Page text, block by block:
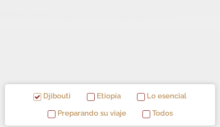
Djibouti Etiopía
Lo esencial
Preparando su viaje
Todos